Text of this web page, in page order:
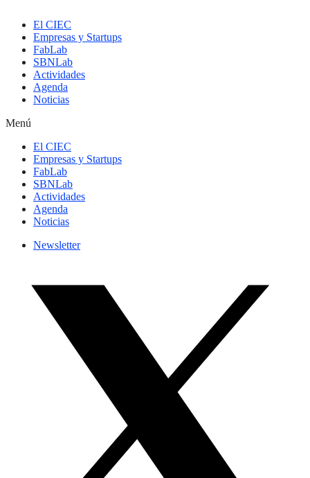
El CIEC
Empresas y Startups
FabLab
SBNLab
Actividades
Agenda
Noticias
Menú
El CIEC
Empresas y Startups
FabLab
SBNLab
Actividades
Agenda
Noticias
Newsletter